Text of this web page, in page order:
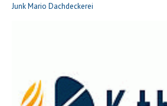
Junk Mario Dachdeckerei